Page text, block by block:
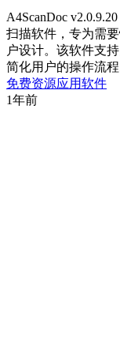
A4ScanDoc
扫描软件，专为需
户设计。该软件支
简化用户的操作流程
免费资源应用软件
1年前